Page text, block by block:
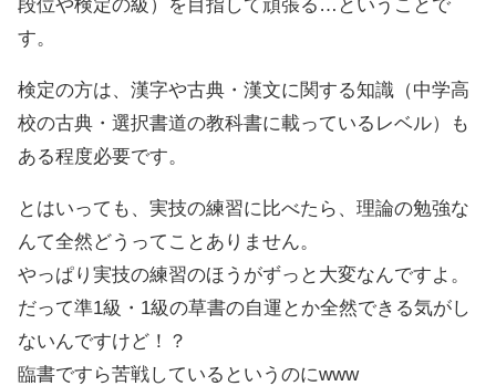
段位や検定の級）を目指して頑張る…ということで
す。
検定の方は、漢字や古典・漢文に関する知識（中学高
校の古典・選択書道の教科書に載っているレベル）も
ある程度必要です。
とはいっても、実技の練習に比べたら、理論の勉強な
んて全然どうってことありません。
やっぱり実技の練習のほうがずっと大変なんですよ。
だって準1級・1級の草書の自運とか全然できる気がし
ないんですけど！？
臨書ですら苦戦しているというのにwww